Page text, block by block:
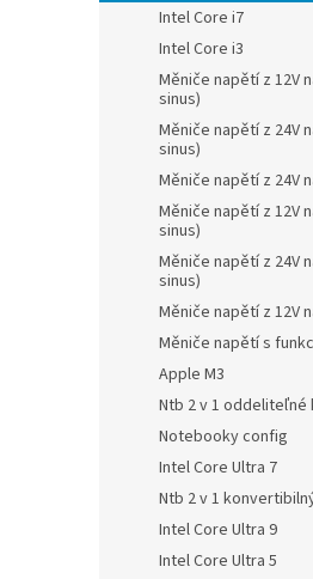
Intel Core i7
Intel Core i3
Měniče napětí z 12V
sinus)
Měniče napětí z 24V
sinus)
Měniče napětí z 24V
Měniče napětí z 12V
sinus)
Měniče napětí z 24V
sinus)
Měniče napětí z 12V
Měniče napětí s
Apple M3
Ntb 2 v 1 oddeliteľné
Notebooky config
Intel Core Ultra 7
Ntb 2 v 1
Intel Core Ultra 9
Intel Core Ultra 5